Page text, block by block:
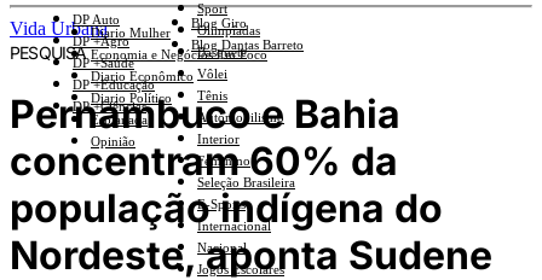
Sport
Olimpíadas
Basquete
Vôlei
Tênis
Automobilismo
Interior
Feminino
Seleção Brasileira
E-Sports
Internacional
Nacional
Jogos Escolares
DP Auto
DP +Agro
DP +Saúde
DP +Educação
DP +Ciências
Diario Mulher
Economia e Negócios Em Foco
Diario Econômico
Diario Político
Esplanada
Opinião
Blog Giro
Blog Dantas Barreto
Vida Urbana
PESQUISA
Pernambuco e Bahia
concentram 60% da
população indígena do
Nordeste, aponta Sudene